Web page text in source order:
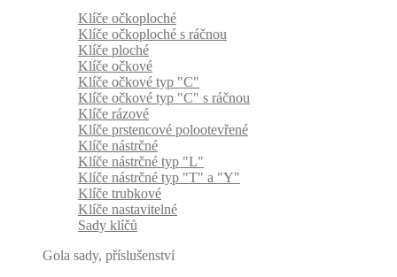
Klíče očkoploché
Klíče očkoploché s ráčnou
Klíče ploché
Klíče očkové
Klíče očkové typ "C"
Klíče očkové typ "C" s ráčnou
Klíče rázové
Klíče prstencové polootevřené
Klíče nástrčné
Klíče nástrčné typ "L"
Klíče nástrčné typ "T" a "Y"
Klíče trubkové
Klíče nastavitelné
Sady klíčů
Gola sady, příslušenství